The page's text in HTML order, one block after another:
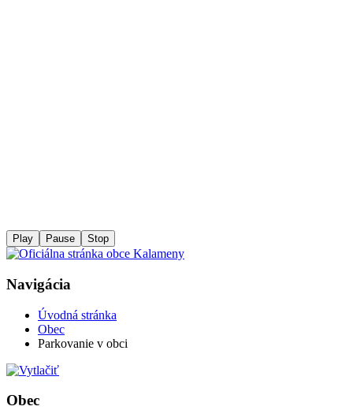
Play Pause Stop
Navigácia
Úvodná stránka
Obec
Parkovanie v obci
Obec